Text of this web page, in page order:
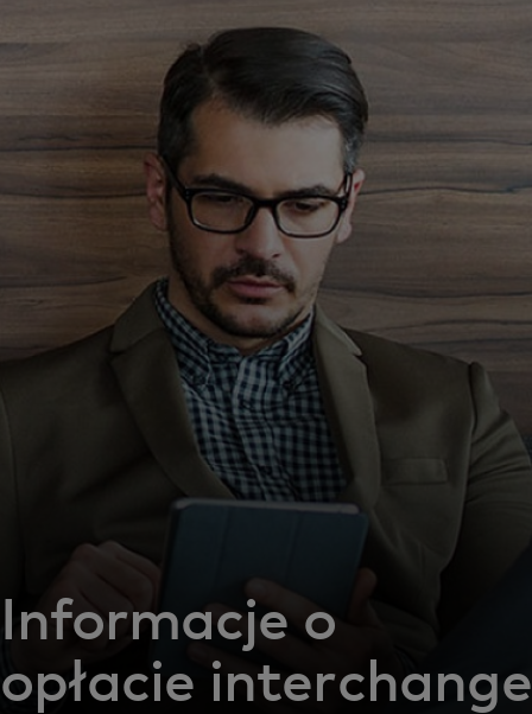
Dla świata
Dla innowatorów
Aktualności i trendy
Informacje o
opłacie interchange